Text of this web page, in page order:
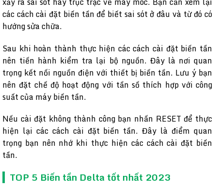
các cách cài đặt biến tần để biết sai sót ở đâu và từ đó có
hướng sửa chữa.
Sau khi hoàn thành thực hiện các cách cài đặt biến tần
nên tiến hành kiểm tra lại bộ nguồn. Đây là nơi quan
trọng kết nối nguồn điện với thiết bị biến tần. Lưu ý bạn
nên đặt chế độ hoạt động với tần số thích hợp với công
suất của máy biến tần.
Nếu cài đặt không thành công bạn nhấn RESET để thực
hiện lại các cách cài đặt biến tần. Đây là điểm quan
trọng bạn nên nhớ khi thực hiện các cách cài đặt biến
tần.
TOP 5 Biến tần Delta tốt nhất 2023